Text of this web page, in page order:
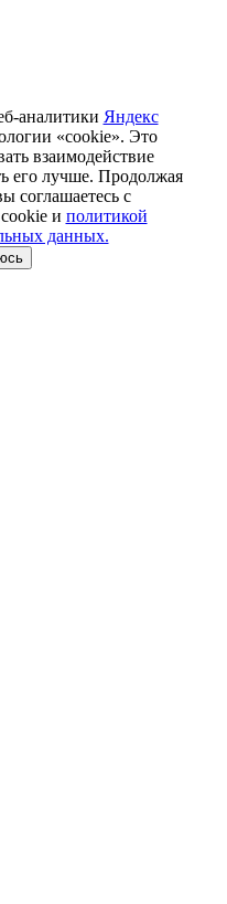
аналитики Яндекс
«cookie». Это
взаимодействие
его лучше. Продолжая
соглашаетесь с
и политикой
данных.